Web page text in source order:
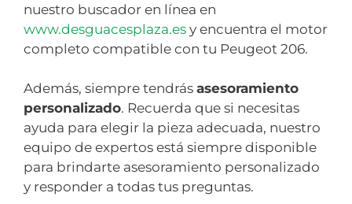
nuestro buscador en línea en
www.desguacesplaza.es y encuentra el motor
completo compatible con tu Peugeot 206.
Además, siempre tendrás asesoramiento
personalizado. Recuerda que si necesitas
ayuda para elegir la pieza adecuada, nuestro
equipo de expertos está siempre disponible
para brindarte asesoramiento personalizado
y responder a todas tus preguntas.